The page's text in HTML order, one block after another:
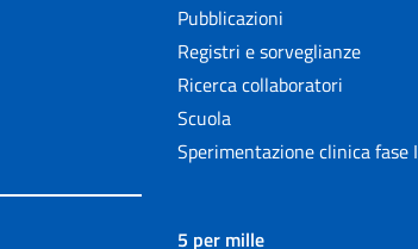
Pubblicazioni
Registri e sorveglianze
Ricerca collaboratori
Scuola
Sperimentazione clinica fase I
5 per mille